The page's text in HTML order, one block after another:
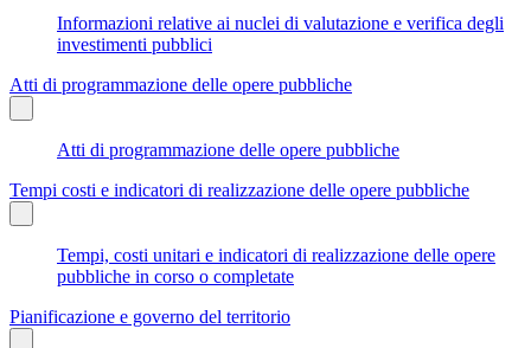
Informazioni relative ai nuclei di valutazione e verifica degli
investimenti pubblici
Atti di programmazione delle opere pubbliche
Atti di programmazione delle opere pubbliche
Tempi costi e indicatori di realizzazione delle opere pubbliche
Tempi, costi unitari e indicatori di realizzazione delle opere
pubbliche in corso o completate
Pianificazione e governo del territorio